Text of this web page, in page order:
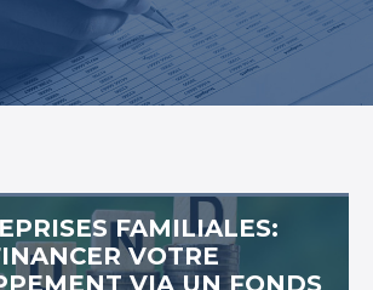
FAMILIALES:
VOTRE
VIA UN FONDS